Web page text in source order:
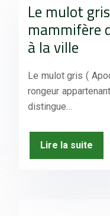
Le mulot
mammifère
à la ville
Le mulot gris (
rongeur
distingue…
Lire la suite